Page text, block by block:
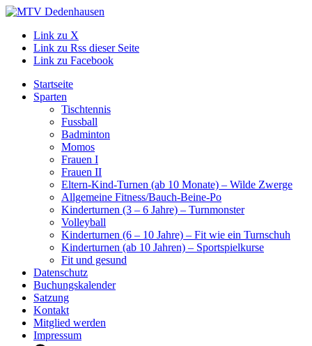
Link zu X
Link zu Rss dieser Seite
Link zu Facebook
Startseite
Sparten
Tischtennis
Fussball
Badminton
Momos
Frauen I
Frauen II
Eltern-Kind-Turnen (ab 10 Monate) – Wilde Zwerge
Allgemeine Fitness/Bauch-Beine-Po
Kinderturnen (3 – 6 Jahre) – Turnmonster
Volleyball
Kinderturnen (6 – 10 Jahre) – Fit wie ein Turnschuh
Kinderturnen (ab 10 Jahren) – Sportspielkurse
Fit und gesund
Datenschutz
Buchungskalender
Satzung
Kontakt
Mitglied werden
Impressum